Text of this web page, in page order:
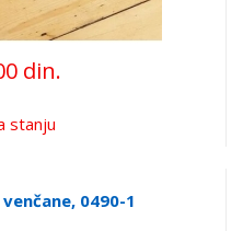
din.
stanju
0490-1